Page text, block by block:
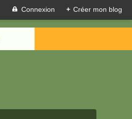
Connexion + Créer mon blog